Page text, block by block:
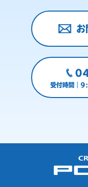
お
受付時間｜